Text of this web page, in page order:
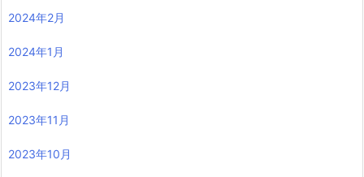
2024年2月
2024年1月
2023年12月
2023年11月
2023年10月